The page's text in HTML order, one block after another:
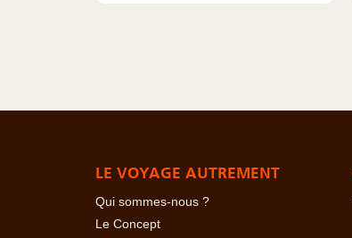
LE VOYAGE AUTREMENT
Qui sommes-nous ?
Le Concept